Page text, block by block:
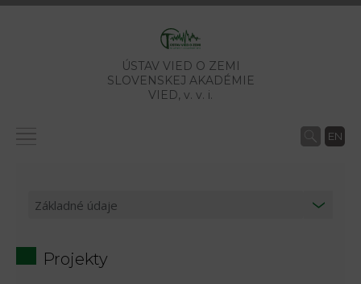
ÚSTAV VIED O ZEMI
SLOVENSKEJ AKADÉMIE
VIED, v. v. i.
EN
Projekty